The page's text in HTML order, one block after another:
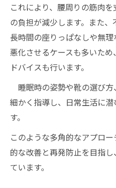
これにより、腰周りの筋肉
の負担が減少します。また
長時間の座りっぱなしや無
悪化させるケースも多いた
ドバイスも行います。
睡眠時の姿勢や靴の選び
細かく指導し、日常生活に
す。
このような多角的なアプロ
的な改善と再発防止を目指
ています。